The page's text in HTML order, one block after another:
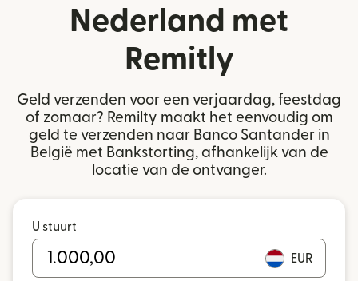
Nederland met
Remitly
Geld verzenden voor een verjaardag, feestdag
of zomaar? Remilty maakt het eenvoudig om
geld te verzenden naar Banco Santander in
België met Bankstorting, afhankelijk van de
locatie van de ontvanger.
U stuurt
EUR